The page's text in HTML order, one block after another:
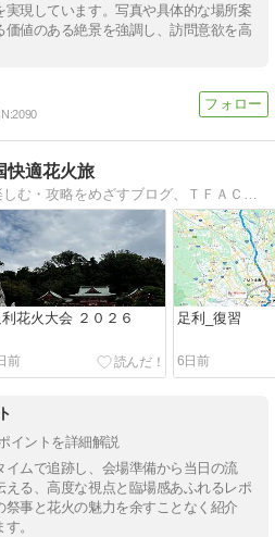
現しています。写真や具体的な場所案
値のある絶景を強調し、訪問意欲を高
2090
快適花火旅
全国の逸品花火を快適に楽しむ・攻略をめざすブログ、ＴＦＡＣ（TAKEUCHI FIREWORKS ART CLUB）
利花火大会 ２０２６
前
足利_復習
6日前
イントを詳細解説
ムで追跡し、会場準備から当日の流
る、高度な視点と臨場感あふれるレポ
事と花火の魅力を余すことなく紹介
。